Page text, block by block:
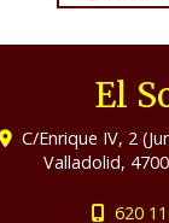
El
C/Enrique IV, 2
Valladolid,
620